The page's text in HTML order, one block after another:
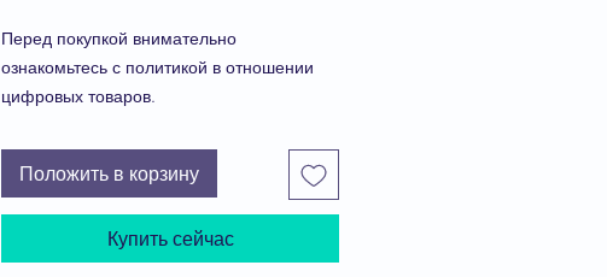
Перед покупкой внимательно
ознакомьтесь с политикой в отношении
цифровых товаров.
моделиздесь.
Чтобы продолжить процесс оформления
покупки, нажмите "Положить в корзину".
Положить в корзину
Купить сейчас